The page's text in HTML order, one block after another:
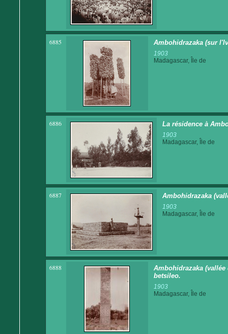
6885 Ambohidrazaka (sur
1903
Madagascar, Île de
6886 La résidence à
1903
Madagascar, Île de
6887 Ambohidrazaka
1903
Madagascar, Île de
6888
Ambohidrazaka
betsileo.
1903
Madagascar, Île de